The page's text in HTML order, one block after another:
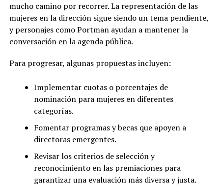
mucho camino por recorrer. La representación de las
mujeres en la dirección sigue siendo un tema pendiente,
y personajes como Portman ayudan a mantener la
conversación en la agenda pública.
Para progresar, algunas propuestas incluyen:
Implementar cuotas o porcentajes de
nominación para mujeres en diferentes
categorías.
Fomentar programas y becas que apoyen a
directoras emergentes.
Revisar los criterios de selección y
reconocimiento en las premiaciones para
garantizar una evaluación más diversa y justa.